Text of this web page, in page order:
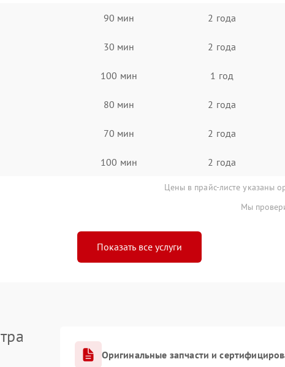
90 мин 2 года
30 мин 2 года
100 мин 1 год
80 мин 2 года
70 мин 2 года
100 мин 2 года
Цены в прайс-листе указаны
Мы
Показать все услуги
Оригинальные запчасти и